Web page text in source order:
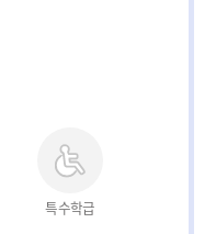
특수학급